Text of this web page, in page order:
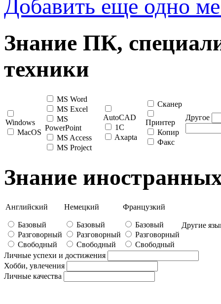
Добавить еще одно
Знание ПК,
техники
Windows
MacOS
MS Word
MS Excel
MS
PowerPoint
MS Access
MS Project
AutoCAD
1C
Axapta
Сканер
Принтер
Копир
Факс
Другое
Знание
Английский
Базовый
Разговорный
Свободный
Немецкий
Базовый
Разговорный
Свободный
Французкий
Базовый
Разговорный
Свободный
Другие
Личные успехи и достижения
Хобби, увлечения
Личные качества